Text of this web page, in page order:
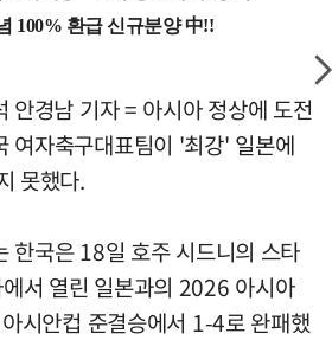
안경남 기자 = 아시아 정상에 도전
여자축구대표팀이 '최강' 일본에
못했다.
한국은 18일 호주 시드니의 스타
서 열린 일본과의 2026 아시아
시안컵 준결승에서 1-4로 완패했